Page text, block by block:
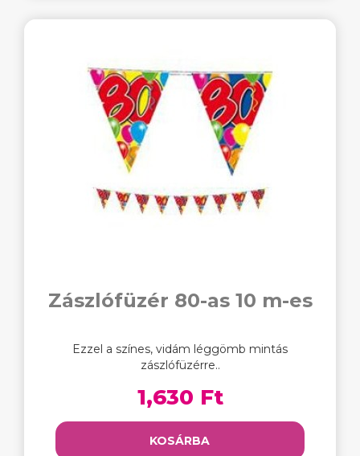
Zászlófüzér 80-as 10 m-es
Ezzel a színes, vidám léggömb mintás
zászlófüzérre..
1,630 Ft
KOSÁRBA